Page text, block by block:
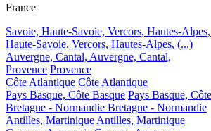
France
Savoie, Haute-Savoie, Vercors, Hautes-
Haute-Savoie, Vercors, Hautes-Alpes, (...)
Auvergne, Cantal, Auvergne, Cantal,
Provence Provence
Côte Atlantique Côte Atlantique
Pays Basque, Côte Basque Pays Basque,
Bretagne - Normandie Bretagne - Normandie
Antilles, Martinique Antilles, Martinique